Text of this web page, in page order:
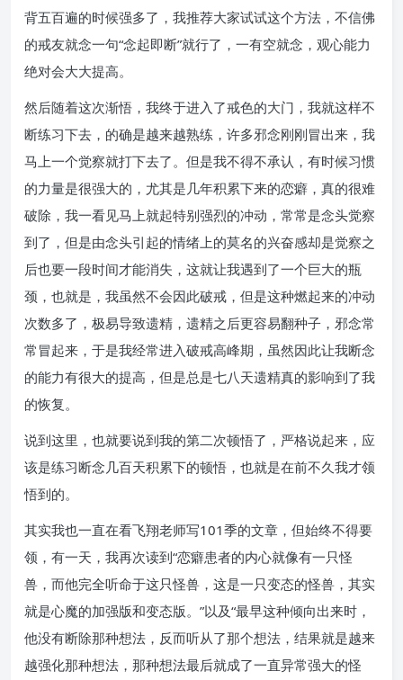
背五百遍的时候强多了，我推荐大家试试这个方法，不信佛
的戒友就念一句“念起即断”就行了，一有空就念，观心能力
绝对会大大提高。
然后随着这次渐悟，我终于进入了戒色的大门，我就这样不
断练习下去，的确是越来越熟练，许多邪念刚刚冒出来，我
马上一个觉察就打下去了。但是我不得不承认，有时候习惯
的力量是很强大的，尤其是几年积累下来的恋癖，真的很难
破除，我一看见马上就起特别强烈的冲动，常常是念头觉察
到了，但是由念头引起的情绪上的莫名的兴奋感却是觉察之
后也要一段时间才能消失，这就让我遇到了一个巨大的瓶
颈，也就是，我虽然不会因此破戒，但是这种燃起来的冲动
次数多了，极易导致遗精，遗精之后更容易翻种子，邪念常
常冒起来，于是我经常进入破戒高峰期，虽然因此让我断念
的能力有很大的提高，但是总是七八天遗精真的影响到了我
的恢复。
说到这里，也就要说到我的第二次顿悟了，严格说起来，应
该是练习断念几百天积累下的顿悟，也就是在前不久我才领
悟到的。
其实我也一直在看飞翔老师写101季的文章，但始终不得要
领，有一天，我再次读到“恋癖患者的内心就像有一只怪
兽，而他完全听命于这只怪兽，这是一只变态的怪兽，其实
就是心魔的加强版和变态版。”以及“最早这种倾向出来时，
他没有断除那种想法，反而听从了那个想法，结果就是越来
越强化那种想法，那种想法最后就成了一直异常强大的怪